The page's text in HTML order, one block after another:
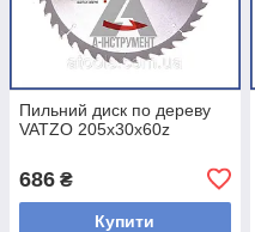
Пильний диск по дереву
VATZO 205x30x60z
686 ₴
Купити